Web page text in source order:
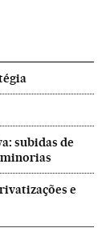
subidas de
e